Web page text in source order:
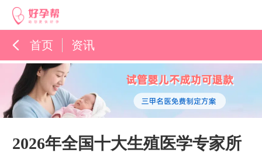
首页 资讯
孕育百科
综合资讯
2026年全国十大生殖医学专家所